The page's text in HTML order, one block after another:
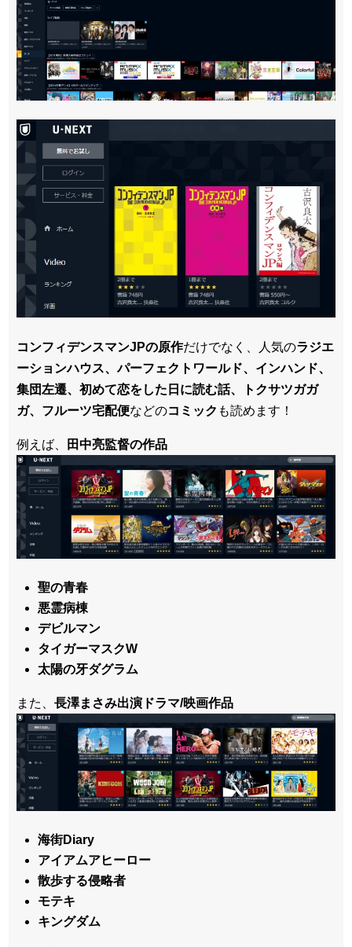
コンフィデンスマンJPの原作だけでなく、人気のラジエ
ーションハウス、パーフェクトワールド、インハンド、
集団左遷、初めて恋をした日に読む話、トクサツガガ
ガ、フルーツ宅配便などのコミック も読めます！
例えば、 田中亮監督の作品
聖の青春
悪霊病棟
デビルマン
タイガーマスクW
太陽の牙ダグラム
また、 長澤まさみ出演ドラマ/映画作品
海街Diary
アイアムアヒーロー
散歩する侵略者
モテキ
キングダム